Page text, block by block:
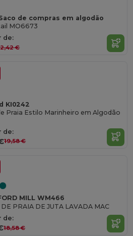
de compras em algodão
MO6673
de:
2,42 €
KI0242
Praia Estilo Marinheiro em Algodão
de:
19,58 €
MILL WM466
DE PRAIA DE JUTA LAVADA MAC
de:
18,58 €